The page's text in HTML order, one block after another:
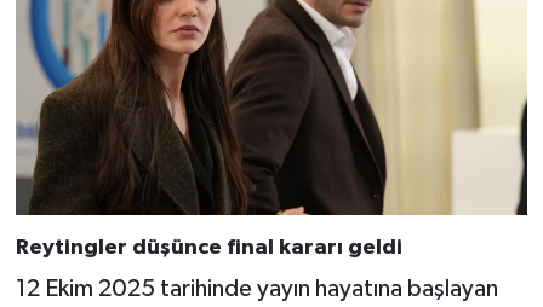
Reytingler düşünce final kararı geldi
12 Ekim 2025 tarihinde yayın hayatına başlayan